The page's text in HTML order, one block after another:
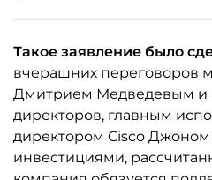
Такое заявление было
вчерашних переговоров
Дмитрием Медведевым и
директоров, главным
директором Cisco
инвестициями,